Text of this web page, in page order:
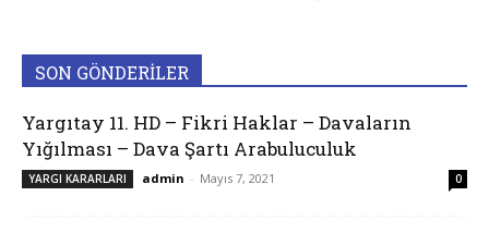
SON GÖNDERİLER
Yargıtay 11. HD – Fikri Haklar – Davaların
Yığılması – Dava Şartı Arabuluculuk
YARGI KARARLARI admin - Mayıs 7, 2021 0